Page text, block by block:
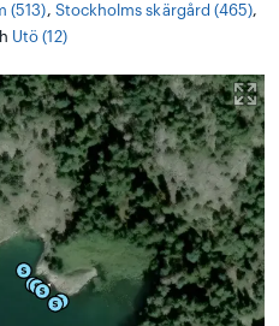
(513), Stockholms skärgård (465),
Utö (12)